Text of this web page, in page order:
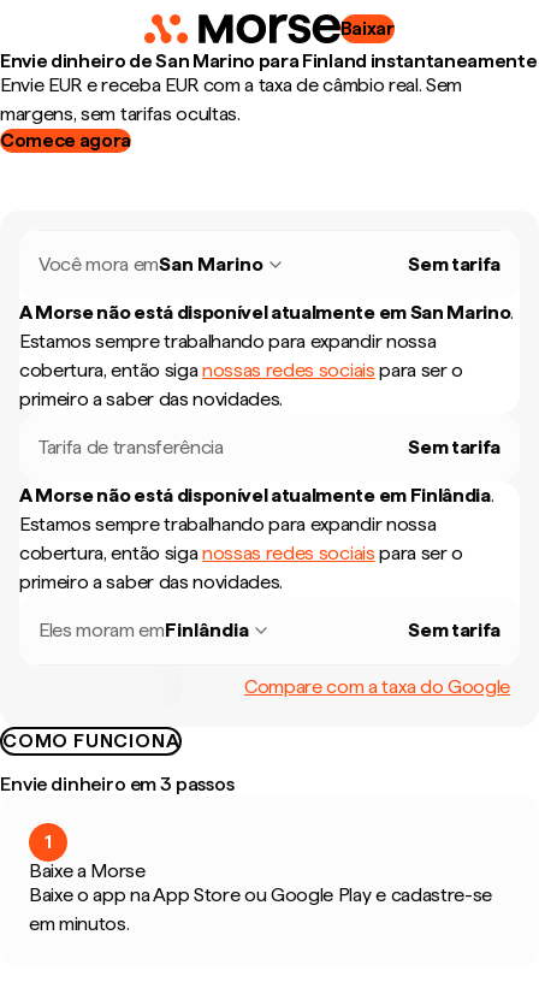
Baixar
Envie dinheiro de San Marino para Finland instantaneamente
Envie EUR e receba EUR com a taxa de câmbio real. Sem
margens, sem tarifas ocultas.
Comece agora
Você mora emSan Marino Sem tarifa
A Morse não está disponível atualmente emSan Marino.
Estamos sempre trabalhando para expandir nossa
cobertura, então siganossas redes sociais para ser o
primeiro a saber das novidades.
Tarifa de transferência Sem tarifa
A Morse não está disponível atualmente em Finlândia.
Estamos sempre trabalhando para expandir nossa
cobertura, então siganossas redes sociais para ser o
primeiro a saber das novidades.
Eles moram emFinlândia Sem tarifa
Compare com a taxa do Google
COMO FUNCIONA
Envie dinheiro em 3 passos
1
Baixe a Morse
Baixe o app na App Store ou Google Play e cadastre-se
em minutos.